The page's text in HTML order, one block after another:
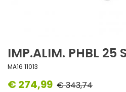
IMP.ALIM. PHBL 25
MA16 11013
€ 274,99 € 343,74